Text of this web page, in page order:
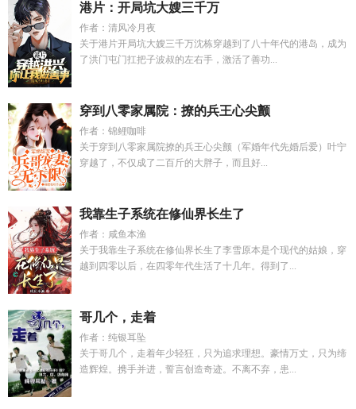
港片：开局坑大嫂三千万
作者：清风冷月夜
关于港片开局坑大嫂三千万沈栋穿越到了八十年代的港岛，成为
了洪门屯门扛把子波叔的左右手，激活了善功...
穿到八零家属院：撩的兵王心尖颤
作者：锦鲤咖啡
关于穿到八零家属院撩的兵王心尖颤（军婚年代先婚后爱）叶宁
穿越了，不仅成了二百斤的大胖子，而且好...
我靠生子系统在修仙界长生了
作者：咸鱼本渔
关于我靠生子系统在修仙界长生了李雪原本是个现代的姑娘，穿
越到四零以后，在四零年代生活了十几年。得到了...
哥几个，走着
作者：纯银耳坠
关于哥几个，走着年少轻狂，只为追求理想。豪情万丈，只为缔
造辉煌。携手并进，誓言创造奇迹。不离不弃，患...